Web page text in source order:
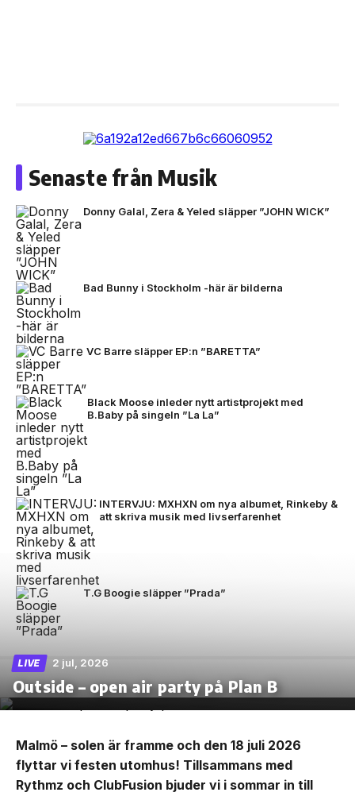
Senaste från Musik
Donny Galal, Zera & Yeled släpper ”JOHN WICK”
Bad Bunny i Stockholm -här är bilderna
VC Barre släpper EP:n ”BARETTA”
Black Moose inleder nytt artistprojekt med
B.Baby på singeln ”La La”
INTERVJU: MXHXN om nya albumet, Rinkeby &
att skriva musik med livserfarenhet
T.G Boogie släpper ”Prada”
LIVE 2 jul, 2026
Outside – open air party på Plan B
Malmö – solen är framme och den 18 juli 2026
flyttar vi festen utomhus! Tillsammans med
Rythmz och ClubFusion bjuder vi i sommar in till